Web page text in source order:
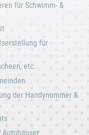
für Schwimm- &
für
etc.
der Handynummer &
Autohäuser